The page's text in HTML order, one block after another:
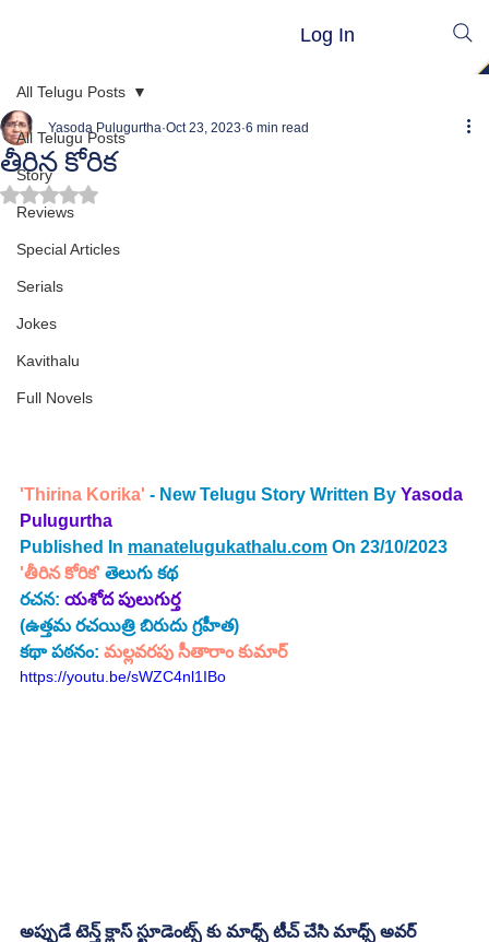
Log In
All Telugu Posts
Story
Reviews
Special Articles
Serials
Jokes
Kavithalu
Full Novels
All Telugu Posts
తీరిన కోరిక
Yasoda Pulugurtha Oct 23, 2023 6 min read
Rated NaN out of 5 stars.
'Thirina Korika' - New Telugu Story Written By Yasoda
Pulugurtha
Published In manatelugukathalu.com On 23/10/2023
'తీరిన కోరిక' తెలుగు కథ
రచన: యశోద పులుగుర్త
(ఉత్తమ రచయిత్రి బిరుదు గ్రహీత)
కథా పఠనం: మల్లవరపు సీతారాం కుమార్
https://youtu.be/sWZC4nl1IBo
అప్పుడే టెన్త్ క్లాస్ స్టూడెంట్స్ కు మాధ్స్ టీచ్ చేసి మాధ్స్ అవర్